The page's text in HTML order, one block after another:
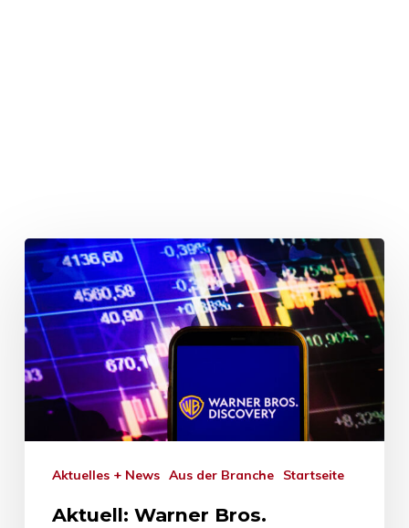
Aktuelles + News Aus der Branche Startseite
Aktuell: Warner Bros.